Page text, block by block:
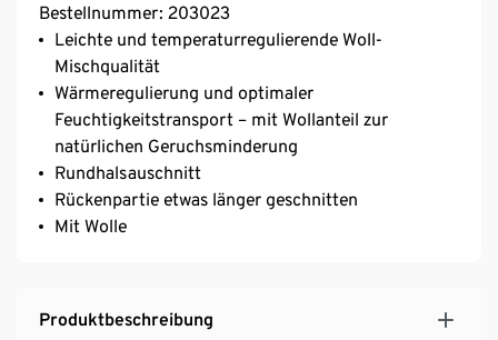
Bestellnummer: 203023
Leichte und temperaturregulierende Woll-
Mischqualität
Wärmeregulierung und optimaler
Feuchtigkeitstransport – mit Wollanteil zur
natürlichen Geruchsminderung
Rundhalsauschnitt
Rückenpartie etwas länger geschnitten
Mit Wolle
Produktbeschreibung